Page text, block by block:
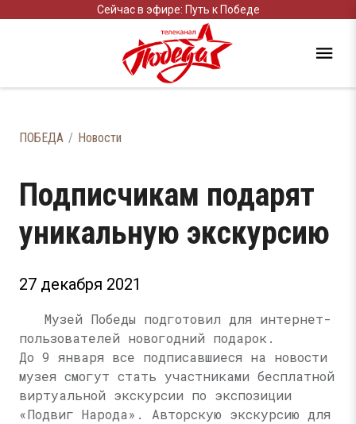
Сейчас в эфире: Путь к Победе
ПОБЕДА Новости
Подписчикам подарят
уникальную экскурсию
27 декабря 2021
Музей Победы подготовил для интернет-
пользователей новогодний подарок.
До 9 января все подписавшиеся на новости
музея смогут стать участниками бесплатной
виртуальной экскурсии по экспозиции
«Подвиг Народа». Авторскую экскурсию для